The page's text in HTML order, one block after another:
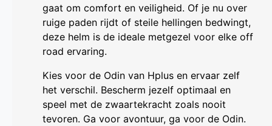
gaat om comfort en veiligheid. Of je nu over
ruige paden rijdt of steile hellingen bedwingt,
deze helm is de ideale metgezel voor elke off
road ervaring.
Kies voor de Odin van Hplus en ervaar zelf
het verschil. Bescherm jezelf optimaal en
speel met de zwaartekracht zoals nooit
tevoren. Ga voor avontuur, ga voor de Odin.